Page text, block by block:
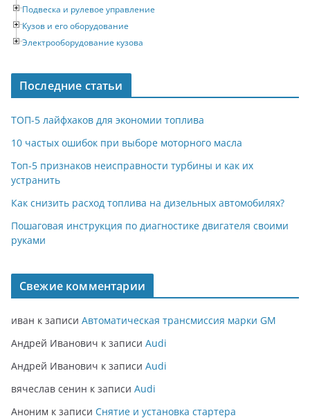
Подвеска и рулевое управление
Кузов и его оборудование
Электрооборудование кузова
Последние статьи
ТОП-5 лайфхаков для экономии топлива
10 частых ошибок при выборе моторного масла
Топ-5 признаков неисправности турбины и как их
устранить
Как снизить расход топлива на дизельных автомобилях?
Пошаговая инструкция по диагностике двигателя своими
руками
Свежие комментарии
иван к записи Автоматическая трансмиссия марки GM
Андрей Иванович к записи Audi
Андрей Иванович к записи Audi
вячеслав сенин к записи Audi
Аноним к записи Снятие и установка стартера